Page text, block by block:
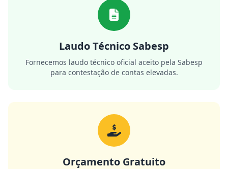
Laudo Técnico Sabesp
Fornecemos laudo técnico oficial aceito pela Sabesp
para contestação de contas elevadas.
Orçamento Gratuito